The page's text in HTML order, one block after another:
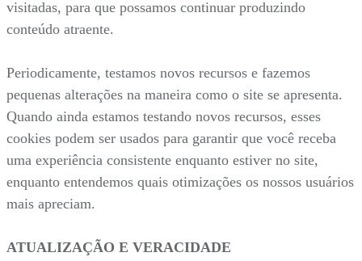
visitadas, para que possamos continuar produzindo
conteúdo atraente.
Periodicamente, testamos novos recursos e fazemos
pequenas alterações na maneira como o site se apresenta.
Quando ainda estamos testando novos recursos, esses
cookies podem ser usados para garantir que você receba
uma experiência consistente enquanto estiver no site,
enquanto entendemos quais otimizações os nossos usuários
mais apreciam.
ATUALIZAÇÃO E VERACIDADE